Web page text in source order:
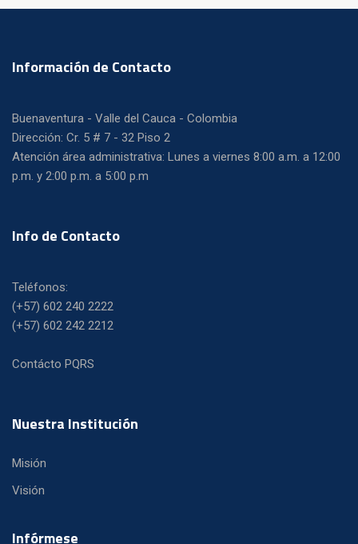
Información de Contacto
Buenaventura - Valle del Cauca - Colombia
Dirección: Cr. 5 # 7 - 32 Piso 2
Atención área administrativa: Lunes a viernes 8:00 a.m. a 12:00
p.m. y 2:00 p.m. a 5:00 p.m
Info de Contacto
Teléfonos:
(+57) 602 240 2222
(+57) 602 242 2212
Contácto PQRS
Nuestra Institución
Misión
Visión
Infórmese